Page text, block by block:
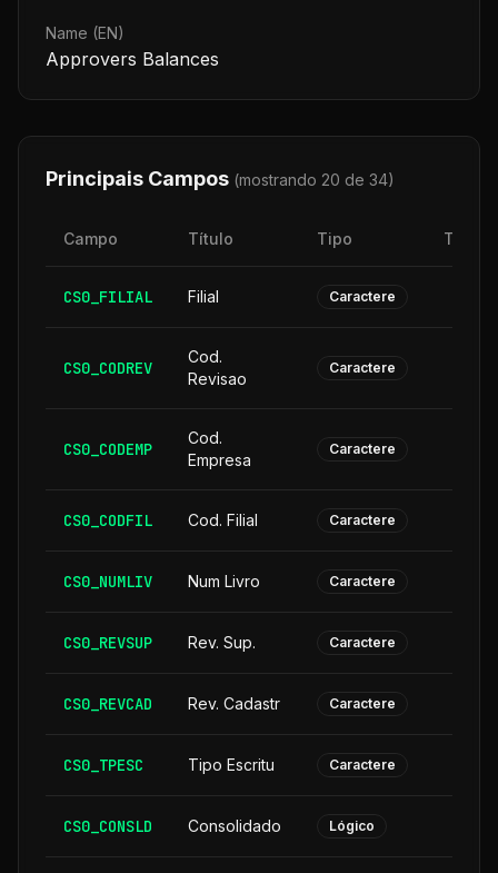
Name (EN)
Approvers Balances
Principais Campos (mostrando 20 de 34)
Campo Título Tipo
CS0_FILIAL Filial Caractere
CS0_CODREV
Cod.
Revisao
Caractere
CS0_CODEMP
Cod.
Empresa
Caractere
CS0_CODFIL Cod. Filial Caractere
CS0_NUMLIV Num Livro Caractere
CS0_REVSUP Rev. Sup. Caractere
CS0_REVCAD Rev. Cadastr Caractere
CS0_TPESC Tipo Escritu Caractere
CS0_CONSLD Consolidado Lógico